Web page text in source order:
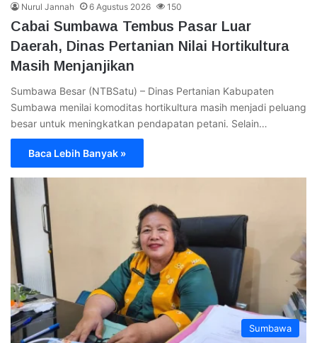
Nurul Jannah 6 Agustus 2026 150
Cabai Sumbawa Tembus Pasar Luar
Daerah, Dinas Pertanian Nilai Hortikultura
Masih Menjanjikan
Sumbawa Besar (NTBSatu) – Dinas Pertanian Kabupaten
Sumbawa menilai komoditas hortikultura masih menjadi peluang
besar untuk meningkatkan pendapatan petani. Selain…
Baca Lebih Banyak »
Sumbawa